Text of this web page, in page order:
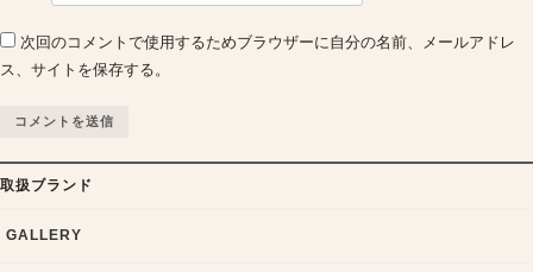
次回のコメントで使用するためブラウザーに自分の名前、メールアドレ
ス、サイトを保存する。
取扱ブランド
GALLERY